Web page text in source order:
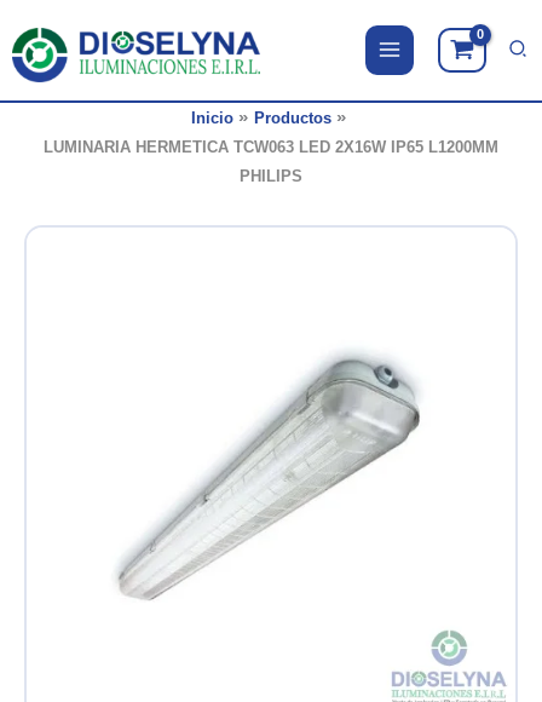
contenido
Inicio
Productos
LUMINARIA HERMETICA TCW063 LED 2X16W IP65 L1200MM
PHILIPS